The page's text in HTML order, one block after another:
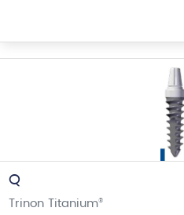
Q
Trinon Titanium®